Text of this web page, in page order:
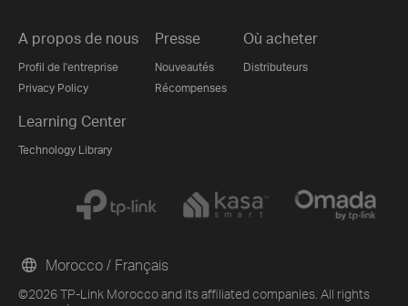
A propos de nous
Profil de l'entreprise
Privacy Policy
Presse
Nouveautés
Récompenses
Où acheter
Distributeurs
Learning Center
Technology Library
©2026 TP-Link Morocco and its affiliated companies. All rights
Morocco / Français